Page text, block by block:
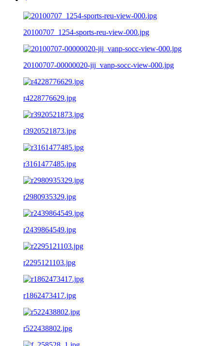
20100707_1254-sports-reu-view-000.jpg
20100707-00000020-jij_vanp-socc-view-000.jpg
r4228776629.jpg
r3920521873.jpg
r3161477485.jpg
r2980935329.jpg
r2439864549.jpg
r2295121103.jpg
r1862473417.jpg
r522438802.jpg